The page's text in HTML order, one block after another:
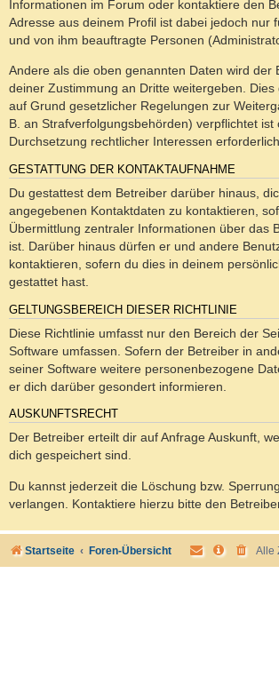
Informationen im Forum oder kontaktiere den
Adresse aus deinem Profil ist dabei jedoch nur
und von ihm beauftragte Personen
Andere als die oben genannten Daten wird der
deiner Zustimmung an Dritte weitergeben.
auf Grund gesetzlicher Regelungen zur
B. an Strafverfolgungsbehörden) verpflichtet ist
Durchsetzung rechtlicher Interessen
GESTATTUNG DER KONTAKTAUFNAHME
Du gestattest dem Betreiber darüber hinaus,
angegebenen Kontaktdaten zu kontaktieren,
Übermittlung zentraler Informationen über das
ist. Darüber hinaus dürfen er und andere
kontaktieren, sofern du dies in deinem
gestattet hast.
GELTUNGSBEREICH DIESER RICHTLINIE
Diese Richtlinie umfasst nur den Bereich der
Software umfassen. Sofern der Betreiber in
seiner Software weitere personenbezogene
er dich darüber gesondert informieren.
AUSKUNFTSRECHT
Der Betreiber erteilt dir auf Anfrage Auskunft,
dich gespeichert sind.
Du kannst jederzeit die Löschung bzw.
verlangen. Kontaktiere hierzu bitte den
Startseite Foren-Übersicht Alle